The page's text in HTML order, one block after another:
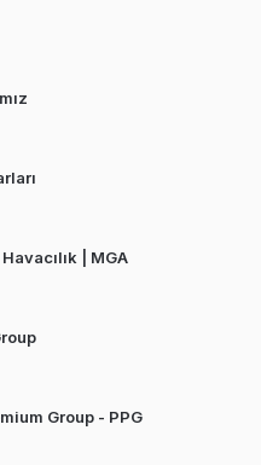
| MGA
Group - PPG